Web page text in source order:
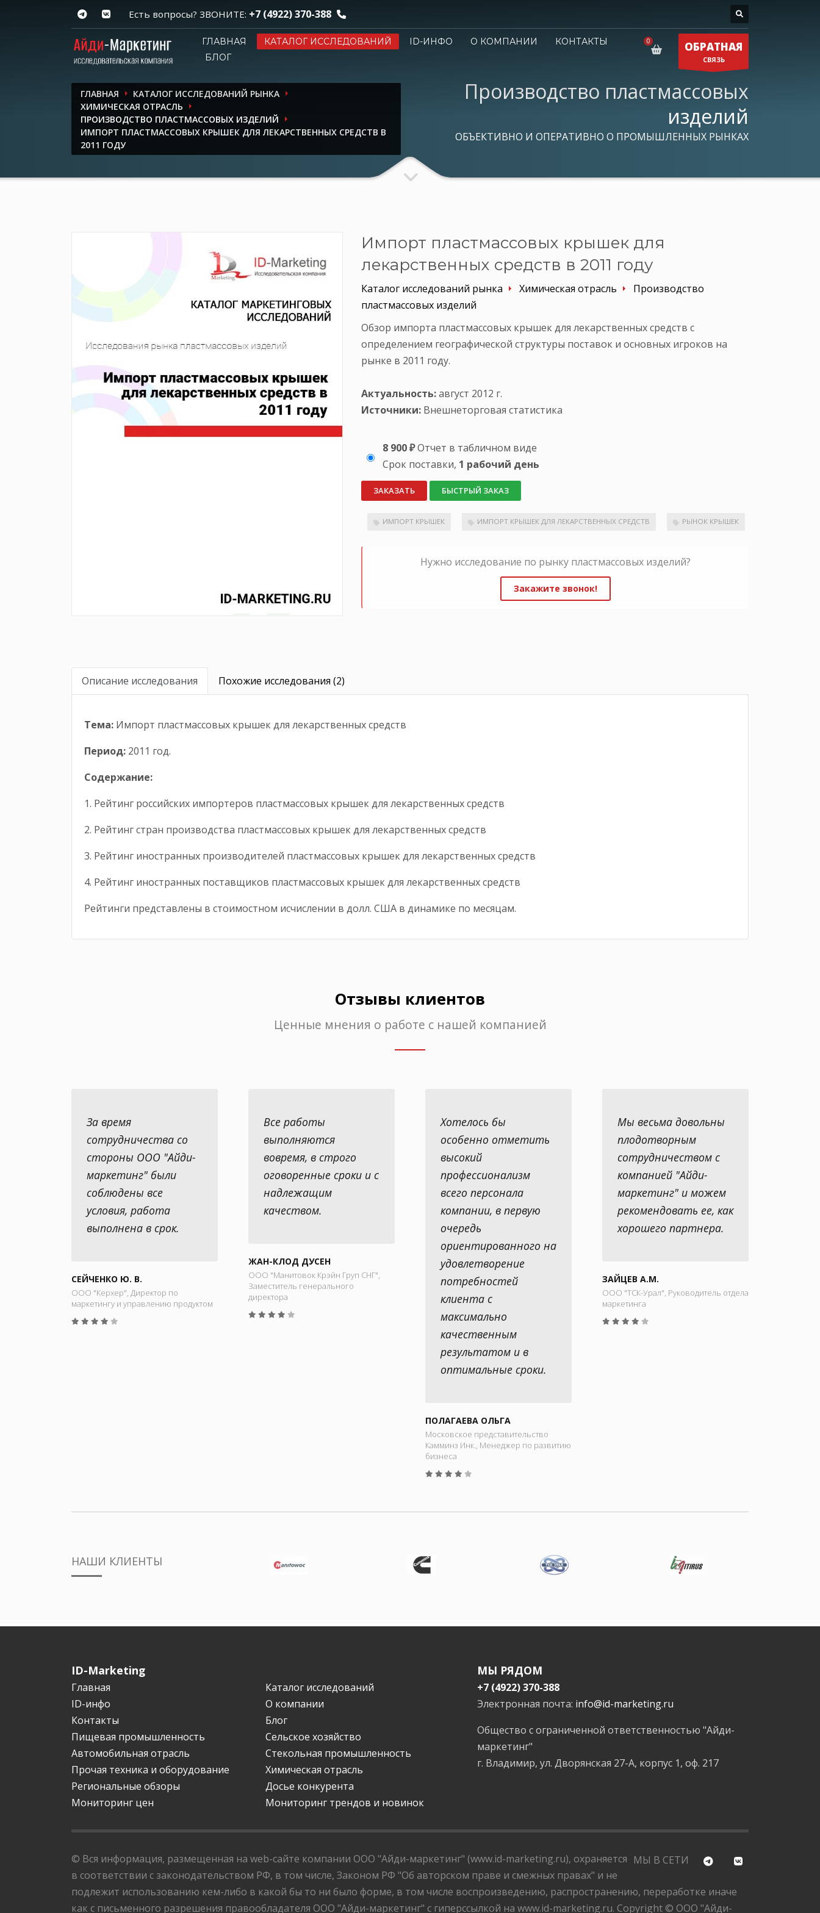
Есть вопросы? ЗВОНИТЕ: +7 (4922) 370-388
ГЛАВНАЯ КАТАЛОГ ИССЛЕДОВАНИЙ ID-ИНФО О КОМПАНИИ
КОНТАКТЫ
БЛОГ
ОБРАТНАЯ
СВЯЗЬ
ГЛАВНАЯ
КАТАЛОГ ИССЛЕДОВАНИЙ РЫНКА
ХИМИЧЕСКАЯ ОТРАСЛЬ
ПРОИЗВОДСТВО ПЛАСТМАССОВЫХ ИЗДЕЛИЙ
ИМПОРТ ПЛАСТМАССОВЫХ КРЫШЕК ДЛЯ ЛЕКАРСТВЕННЫХ СРЕДСТВ В
2011 ГОДУ
Производство пластмассовых
изделий
ОБЪЕКТИВНО И ОПЕРАТИВНО О ПРОМЫШЛЕННЫХ РЫНКАХ
Импорт пластмассовых крышек для
лекарственных средств в 2011 году
Каталог исследований рынка Химическая отрасль
Производство
пластмассовых изделий
Обзор импорта пластмассовых крышек для лекарственных средств с
определением географической структуры поставок и основных игроков на
рынке в 2011 году.
Актуальность:август 2012 г.
Источники: Внешнеторговая статистика
8 900 ₽Отчет в табличном виде
Срок поставки, 1 рабочий день
ЗАКАЗАТЬ БЫСТРЫЙ ЗАКАЗ
ИМПОРТ КРЫШЕК ИМПОРТ КРЫШЕК ДЛЯ ЛЕКАРСТВЕННЫХ СРЕДСТВ РЫНОК КРЫШЕК
Нужно исследование по рынку пластмассовых изделий?
Закажите звонок!
Описание исследования Похожие исследования (2)
Тема: Импорт пластмассовых крышек для лекарственных средств
Период: 2011 год.
Содержание:
1. Рейтинг российских импортеров пластмассовых крышек для лекарственных средств
2. Рейтинг стран производства пластмассовых крышек для лекарственных средств
3. Рейтинг иностранных производителей пластмассовых крышек для лекарственных средств
4. Рейтинг иностранных поставщиков пластмассовых крышек для лекарственных средств
Рейтинги представлены в стоимостном исчислении в долл. США в динамике по месяцам.
Отзывы клиентов
Ценные мнения о работе с нашей компанией
За время
сотрудничества со
стороны ООО "Айди-
маркетинг" были
соблюдены все
условия, работа
выполнена в срок.
СЕЙЧЕНКО Ю. В.
ООО "Керхер", Директор по
маркетингу и управлению продуктом
Все работы
выполняются
вовремя, в строго
оговоренные сроки и с
надлежащим
качеством.
ЖАН-КЛОД ДУСЕН
ООО "Манитовок Крэйн Груп СНГ",
Заместитель генерального
директора
Хотелось бы
особенно отметить
высокий
профессионализм
всего персонала
компании, в первую
очередь
ориентированного на
удовлетворение
потребностей
клиента с
максимально
качественным
результатом и в
оптимальные сроки.
ПОЛАГАЕВА ОЛЬГА
Московское представительство
Камминз Инк., Менеджер по развитию
бизнеса
Мы весьма довольны
плодотворным
сотрудничеством с
компанией "Айди-
маркетинг" и можем
рекомендовать ее, как
хорошего партнера.
ЗАЙЦЕВ А.М.
ООО "ТСК-Урал", Руководитель отдела
маркетинга
НАШИ КЛИЕНТЫ
ID-Marketing
Главная
Каталог исследований
ID-инфо
О компании
Контакты
Блог
Пищевая промышленность
Сельское хозяйство
Автомобильная отрасль
Стекольная промышленность
Прочая техника и оборудование
Химическая отрасль
Региональные обзоры
Досье конкурента
Мониторинг цен
Мониторинг трендов и новинок
МЫ РЯДОМ
+7 (4922) 370-388
Электронная почта: info@id-marketing.ru
Общество с ограниченной ответственностью "Айди-
маркетинг"
г. Владимир, ул. Дворянская 27-А, корпус 1, оф. 217
МЫ В СЕТИ
© Вся информация, размещенная на web-сайте компании ООО "Айди-маркетинг" (www.id-marketing.ru), охраняется
в соответствии с законодательством РФ, в том числе, Законом РФ "Об авторском праве и смежных правах" и не
подлежит использованию кем-либо в какой бы то ни было форме, в том числе воспроизведению, распространению, переработке иначе
как с письменного разрешения правообладателя ООО "Айди-маркетинг" с гиперссылкой на www.id-marketing.ru. Copyright © ООО "Айди-